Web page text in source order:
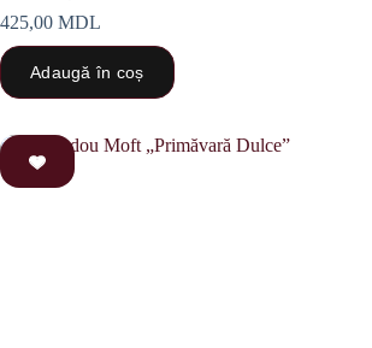
425,00 MDL
Adaugă în coș